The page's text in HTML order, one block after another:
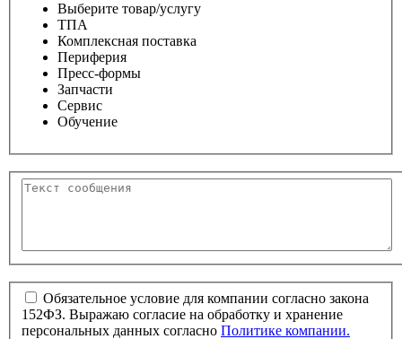
Выберите товар/услугу
ТПА
Комплексная поставка
Периферия
Пресс-формы
Запчасти
Сервис
Обучение
Обязательное условие для компании согласно закона
152ФЗ. Выражаю согласие на обработку и хранение
персональных данных согласно Политике компании.